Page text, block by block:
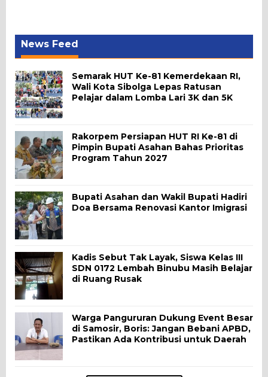
News Feed
Semarak HUT Ke-81 Kemerdekaan RI,
Wali Kota Sibolga Lepas Ratusan
Pelajar dalam Lomba Lari 3K dan 5K
Rakorpem Persiapan HUT RI Ke-81 di
Pimpin Bupati Asahan Bahas Prioritas
Program Tahun 2027
Bupati Asahan dan Wakil Bupati Hadiri
Doa Bersama Renovasi Kantor Imigrasi
Kadis Sebut Tak Layak, Siswa Kelas III
SDN 0172 Lembah Binubu Masih Belajar
di Ruang Rusak
Warga Pangururan Dukung Event Besar
di Samosir, Boris: Jangan Bebani APBD,
Pastikan Ada Kontribusi untuk Daerah